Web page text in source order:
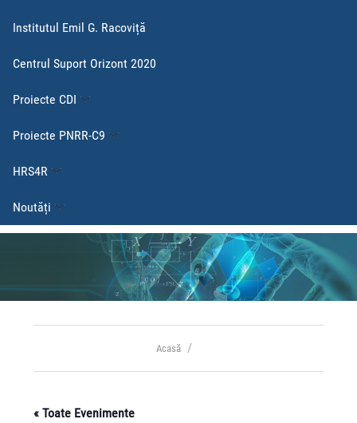
Institutul Emil G. Racoviță
Centrul Suport Orizont 2020
Proiecte CDI
Proiecte PNRR-C9
HRS4R
Noutăți
Acasă
« Toate Evenimente